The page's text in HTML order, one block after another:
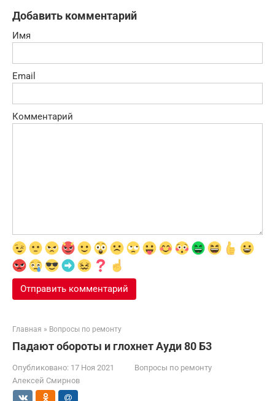
Добавить комментарий
Имя
Email
Комментарий
Главная » Вопросы по ремонту
Падают обороты и глохнет Ауди 80 Б3
Опубликовано: 17 Ноя 2021
Вопросы по ремонту
Алексей Смирнов